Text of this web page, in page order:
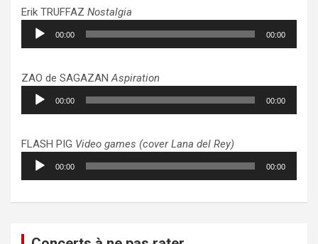
Erik TRUFFAZ Nostalgia
Lecteur
audio
00:00 00:00
ZAO de SAGAZANAspiration
Lecteur
audio
00:00 00:00
FLASH PIG Video games (cover Lana del Rey)
Lecteur
audio
00:00 00:00